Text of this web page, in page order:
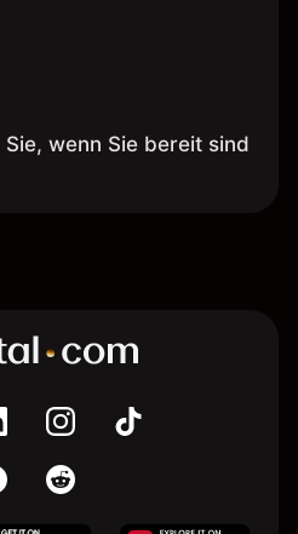
wenn Sie bereit sind